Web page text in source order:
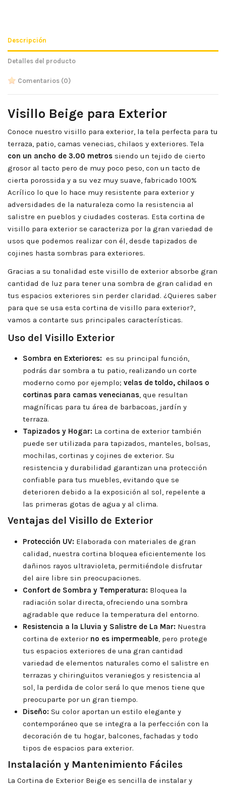
Descripción
Detalles del producto
Comentarios (0)
Visillo Beige para Exterior
Conoce nuestro visillo para exterior, la tela perfecta para tu
terraza, patio, camas venecias, chilaos y exteriores. Tela
con un ancho de 3.00 metros siendo un tejido de cierto
grosor al tacto pero de muy poco peso, con un tacto de
cierta porossida y a su vez muy suave, fabricado 100%
Acrílico lo que lo hace muy resistente para exterior y
adversidades de la naturaleza como la resistencia al
salistre en pueblos y ciudades costeras. Esta cortina de
visillo para exterior se caracteriza por la gran variedad de
usos que podemos realizar con él, desde tapizados de
cojines hasta sombras para exteriores.
Gracias a su tonalidad este visillo de exterior absorbe gran
cantidad de luz para tener una sombra de gran calidad en
tus espacios exteriores sin perder claridad. ¿Quieres saber
para que se usa esta cortina de visillo para exterior?,
vamos a contarte sus principales características.
Uso del Visillo Exterior
Sombra en Exteriores: es su principal función,
podrás dar sombra a tu patio, realizando un corte
moderno como por ejemplo; velas de toldo, chilaos o
cortinas para camas venecianas, que resultan
magníficas para tu área de barbacoas, jardín y
terraza.
Tapizados y Hogar: La cortina de exterior también
puede ser utilizada para tapizados, manteles, bolsas,
mochilas, cortinas y cojines de exterior. Su
resistencia y durabilidad garantizan una protección
confiable para tus muebles, evitando que se
deterioren debido a la exposición al sol, repelente a
las primeras gotas de agua y al clima.
Ventajas del Visillo de Exterior
Protección UV: Elaborada con materiales de gran
calidad, nuestra cortina bloquea eficientemente los
dañinos rayos ultravioleta, permitiéndole disfrutar
del aire libre sin preocupaciones.
Confort de Sombra y Temperatura: Bloquea la
radiación solar directa, ofreciendo una sombra
agradable que reduce la temperatura del entorno.
Resistencia a la Lluvia y Salistre de La Mar: Nuestra
cortina de exterior no es impermeable, pero protege
tus espacios exteriores de una gran cantidad
variedad de elementos naturales como el salistre en
terrazas y chiringuitos veraniegos y resistencia al
sol, la perdida de color será lo que menos tiene que
preocuparte por un gran tiempo.
Diseño: Su color aportan un estilo elegante y
contemporáneo que se integra a la perfección con la
decoración de tu hogar, balcones, fachadas y todo
tipos de espacios para exterior.
Instalación y Mantenimiento Fáciles
La Cortina de Exterior Beige es sencilla de instalar y